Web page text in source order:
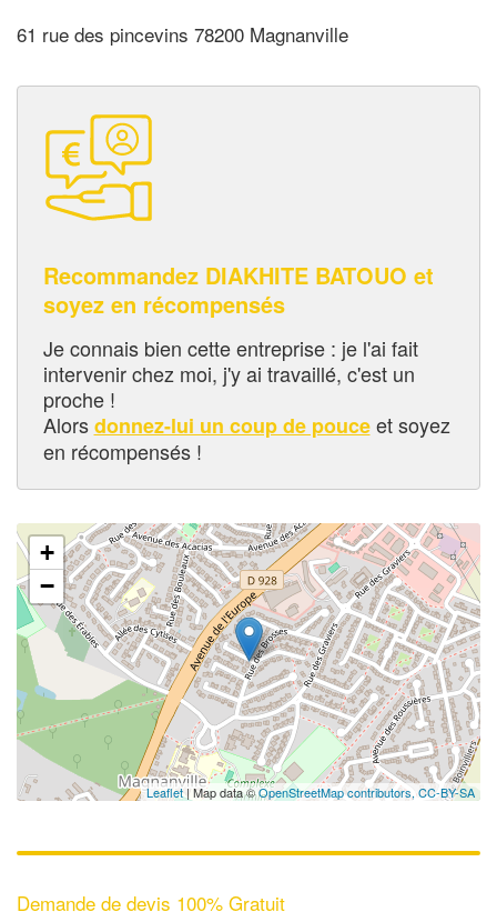
61 rue des pincevins 78200 Magnanville
Recommandez DIAKHITE BATOUO et
soyez en récompensés
Je connais bien cette entreprise : je l'ai fait
intervenir chez moi, j'y ai travaillé, c'est un
proche !
Alorsdonnez-lui un coup de pouceet soyez
en récompensés !
+
−
Leaflet| Map data ©OpenStreetMap contributors,CC-BY-SA
Demande de devis 100% Gratuit